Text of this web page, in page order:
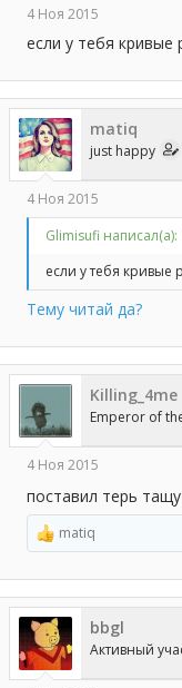
4 Ноя 2015
если у тебя
matiq
just happy
4 Ноя 2015
Glimisufi написал(а):
если у тебя кривые
Тему читай да?
Killing_4me
Emperor of
4 Ноя 2015
поставил терь
Р
е
а
к
ц
и
и
:
matiq
bbgl
Активный